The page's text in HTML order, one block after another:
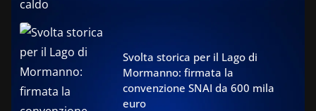
Svolta storica per il Lago di
Mormanno: firmata la
convenzione SNAI da 600 mila
euro